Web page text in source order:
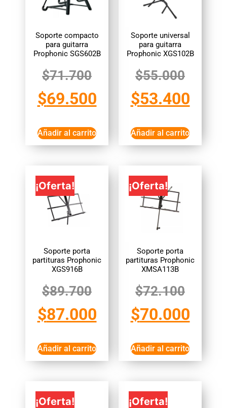
Soporte compacto
para guitarra
Prophonic SGS602B
$71.700
$69.500
Añadir al carrito
Soporte universal
para guitarra
Prophonic XGS102B
$55.000
$53.400
Añadir al carrito
¡Oferta!
Soporte porta
partituras Prophonic
XGS916B
$89.700
$87.000
Añadir al carrito
¡Oferta!
Soporte porta
partituras Prophonic
XMSA113B
$72.100
$70.000
Añadir al carrito
¡Oferta! ¡Oferta!